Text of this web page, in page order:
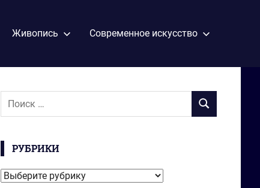
Живопись Современное искусство
Поиск
ПОИСК
РУБРИКИ
Рубрики